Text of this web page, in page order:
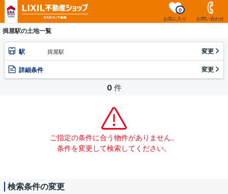
お気に入り
0
お問い合わせ
揖屋駅の土地一覧
駅 揖屋駅 変更
詳細条件 変更
0 件
ご指定の条件に合う物件がありません。
条件を変更して検索してください。
検索条件の変更